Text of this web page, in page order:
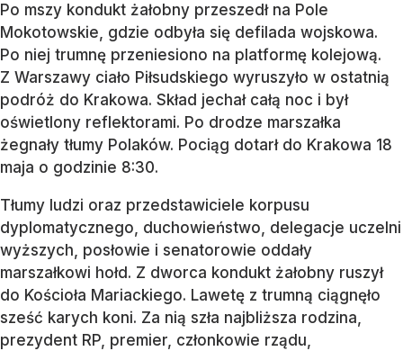
Po mszy kondukt żałobny przeszedł na Pole
Mokotowskie, gdzie odbyła się defilada wojskowa.
Po niej trumnę przeniesiono na platformę kolejową.
Z Warszawy ciało Piłsudskiego wyruszyło w ostatnią
podróż do Krakowa. Skład jechał całą noc i był
oświetlony reflektorami. Po drodze marszałka
żegnały tłumy Polaków. Pociąg dotarł do Krakowa 18
maja o godzinie 8:30.
Tłumy ludzi oraz przedstawiciele korpusu
dyplomatycznego, duchowieństwo, delegacje uczelni
wyższych, posłowie i senatorowie oddały
marszałkowi hołd. Z dworca kondukt żałobny ruszył
do Kościoła Mariackiego. Lawetę z trumną ciągnęło
sześć karych koni. Za nią szła najbliższa rodzina,
prezydent RP, premier, członkowie rządu,